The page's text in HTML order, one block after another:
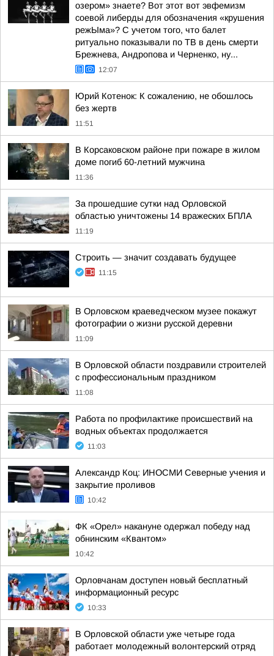
озером» знаете? Вот этот вот эвфемизм
соевой либерды для обозначения «крушения
режЫма»? С учетом того, что балет
ритуально показывали по ТВ в день смерти
Брежнева, Андропова и Черненко, ну...
12:07
Юрий Котенок: К сожалению, не обошлось
без жертв
11:51
В Корсаковском районе при пожаре в жилом
доме погиб 60-летний мужчина
11:36
За прошедшие сутки над Орловской
областью уничтожены 14 вражеских БПЛА
11:19
Строить — значит создавать будущее
11:15
В Орловском краеведческом музее покажут
фотографии о жизни русской деревни
11:09
В Орловской области поздравили строителей
с профессиональным праздником
11:08
Работа по профилактике происшествий на
водных объектах продолжается
11:03
Александр Коц: ИНОСМИ Северные учения и
закрытие проливов
10:42
ФК «Орел» накануне одержал победу над
обнинским «Квантом»
10:42
Орловчанам доступен новый бесплатный
информационный ресурс
10:33
В Орловской области уже четыре года
работает молодежный волонтерский отряд